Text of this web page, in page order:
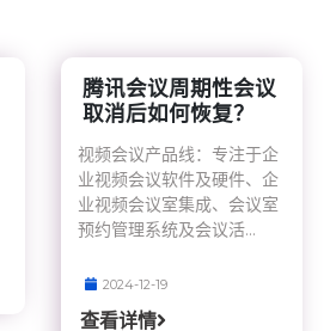
腾讯会议周期性会议
取消后如何恢复？
视频会议产品线：专注于企
业视频会议软件及硬件、企
业视频会议室集成、会议室
预约管理系统及会议活...
2024-12-19
查看详情